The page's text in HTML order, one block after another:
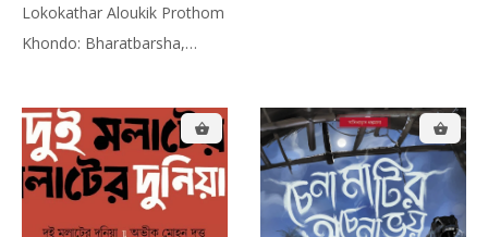
Lokokathar Aloukik Prothom
Khondo: Bharatbarsha,
ভারতবর্ষ